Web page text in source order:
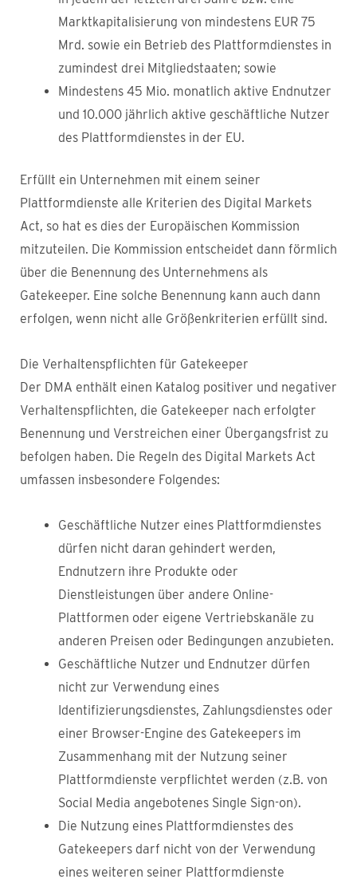
Marktkapitalisierung von mindestens EUR 75
Mrd. sowie ein Betrieb des Plattformdienstes in
zumindest drei Mitgliedstaaten; sowie
Mindestens 45 Mio. monatlich aktive Endnutzer
und 10.000 jährlich aktive geschäftliche Nutzer
des Plattformdienstes in der EU.
Erfüllt ein Unternehmen mit einem seiner
Plattformdienste alle Kriterien des Digital Markets
Act, so hat es dies der Europäischen Kommission
mitzuteilen. Die Kommission entscheidet dann förmlich
über die Benennung des Unternehmens als
Gatekeeper. Eine solche Benennung kann auch dann
erfolgen, wenn nicht alle Größenkriterien erfüllt sind.
Die Verhaltenspflichten für Gatekeeper
Der DMA enthält einen Katalog positiver und negativer
Verhaltenspflichten, die Gatekeeper nach erfolgter
Benennung und Verstreichen einer Übergangsfrist zu
befolgen haben. Die Regeln des Digital Markets Act
umfassen insbesondere Folgendes:
Geschäftliche Nutzer eines Plattformdienstes
dürfen nicht daran gehindert werden,
Endnutzern ihre Produkte oder
Dienstleistungen über andere Online-
Plattformen oder eigene Vertriebskanäle zu
anderen Preisen oder Bedingungen anzubieten.
Geschäftliche Nutzer und Endnutzer dürfen
nicht zur Verwendung eines
Identifizierungsdienstes, Zahlungsdienstes oder
einer Browser-Engine des Gatekeepers im
Zusammenhang mit der Nutzung seiner
Plattformdienste verpflichtet werden (z.B. von
Social Media angebotenes Single Sign-on).
Die Nutzung eines Plattformdienstes des
Gatekeepers darf nicht von der Verwendung
eines weiteren seiner Plattformdienste